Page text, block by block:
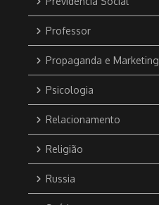
Professor
Propaganda e Marketing
Psicologia
Relacionamento
Religião
Russia